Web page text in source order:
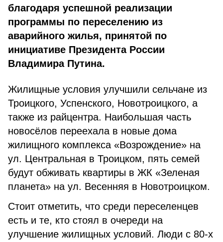
благодаря успешной реализации
программы по переселению из
аварийного жилья, принятой по
инициативе Президента России
Владимира Путина.
Жилищные условия улучшили сельчане из
Троицкого, Успенского, Новотроицкого, а
также из райцентра. Наибольшая часть
новосёлов переехала в новые дома
жилищного комплекса «Возрождение» на
ул. Центральная в Троицком, пять семей
будут обживать квартиры в ЖК «Зеленая
планета» на ул. Весенняя в Новотроицком.
Стоит отметить, что среди переселенцев
есть и те, кто стоял в очереди на
улучшение жилищных условий. Люди с 80-х